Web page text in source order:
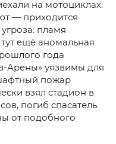
на мотоциклах.
— приходится
пламя
ещё аномальная
года
Арены» уязвимы для
пожар
взял стадион в
погиб спасатель.
от подобного